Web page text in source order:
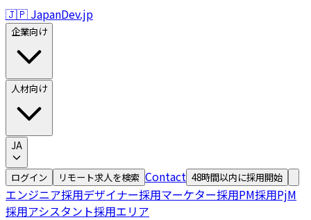
🇯🇵 JapanDev.jp
企業向け
人材向け
JA
ログイン リモート求人を検索 Contact 48時間以内に採用開始
エンジニア採用デザイナー採用マーケター採用PM採用PjM
採用アシスタント採用エリア